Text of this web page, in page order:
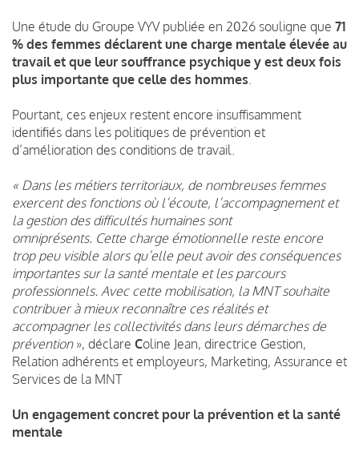
Une étude du Groupe VYV publiée en 2026 souligne que 71
% des femmes déclarent une charge mentale élevée au
travail et que leur souffrance psychique y est deux fois
plus importante que celle des hommes
Pourtant, ces enjeux restent encore insuffisamment
identifiés dans les politiques de prévention et
d’amélioration des conditions de travail.
« Dans les métiers territoriaux, de nombreuses femmes
exercent des fonctions où l’écoute, l’accompagnement et
la gestion des difficultés humaines sont
omniprésents. Cette charge émotionnelle reste encore
trop peu visible alors qu’elle peut avoir des conséquences
importantes sur la santé mentale et les parcours
professionnels. Avec cette mobilisation, la MNT souhaite
contribuer à mieux reconnaître ces réalités et
accompagner les collectivités dans leurs démarches de
prévention », déclare Coline Jean, directrice Gestion,
Relation adhérents et employeurs, Marketing, Assurance et
Services de la MNT
Un engagement concret pour la prévention et la santé
mentale